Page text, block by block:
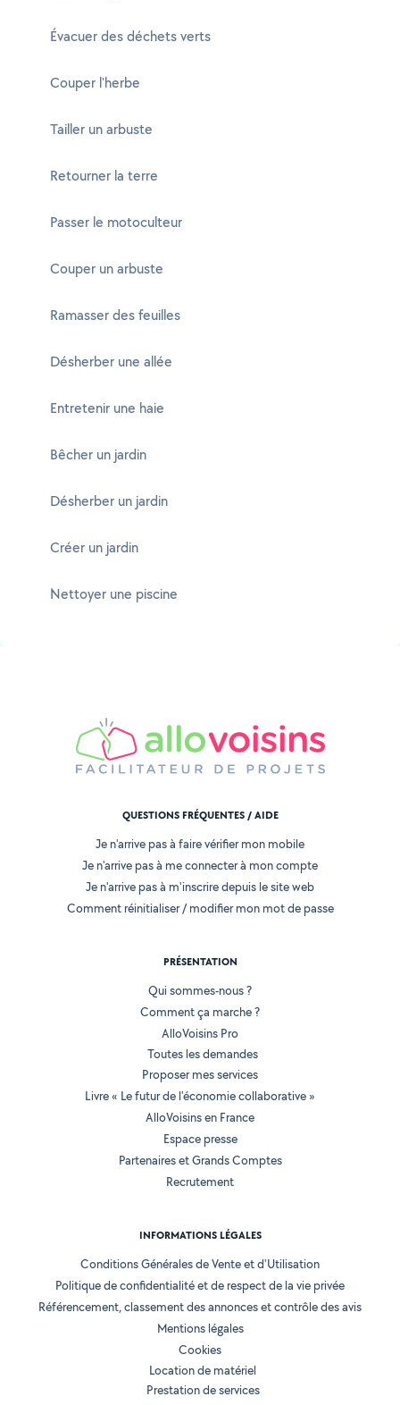
Évacuer des déchets verts
Couper l'herbe
Tailler un arbuste
Retourner la terre
Passer le motoculteur
Couper un arbuste
Ramasser des feuilles
Désherber une allée
Entretenir une haie
Bêcher un jardin
Désherber un jardin
Créer un jardin
Nettoyer une piscine
QUESTIONS FRÉQUENTES / AIDE
Je n'arrive pas à faire vérifier mon mobile
Je n'arrive pas à me connecter à mon compte
Je n'arrive pas à m'inscrire depuis le site web
Comment réinitialiser / modifier mon mot de passe
PRÉSENTATION
Qui sommes-nous ?
Comment ça marche ?
AlloVoisins Pro
Toutes les demandes
Proposer mes services
Livre « Le futur de l'économie collaborative »
AlloVoisins en France
Espace presse
Partenaires et Grands Comptes
Recrutement
INFORMATIONS LÉGALES
Conditions Générales de Vente et d'Utilisation
Politique de confidentialité et de respect de la vie privée
Référencement, classement des annonces et contrôle des avis
Mentions légales
Cookies
Location de matériel
Prestation de services